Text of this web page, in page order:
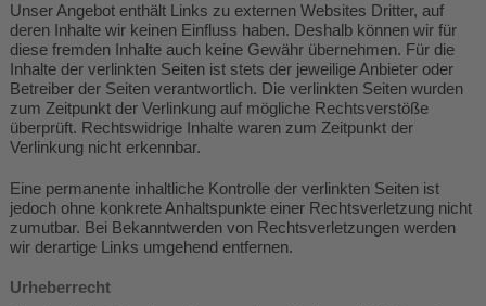
Unser Angebot enthält Links zu externen Websites Dritter, auf
deren Inhalte wir keinen Einfluss haben. Deshalb können wir für
diese fremden Inhalte auch keine Gewähr übernehmen. Für die
Inhalte der verlinkten Seiten ist stets der jeweilige Anbieter oder
Betreiber der Seiten verantwortlich. Die verlinkten Seiten wurden
zum Zeitpunkt der Verlinkung auf mögliche Rechtsverstöße
überprüft. Rechtswidrige Inhalte waren zum Zeitpunkt der
Verlinkung nicht erkennbar.
Eine permanente inhaltliche Kontrolle der verlinkten Seiten ist
jedoch ohne konkrete Anhaltspunkte einer Rechtsverletzung nicht
zumutbar. Bei Bekanntwerden von Rechtsverletzungen werden
wir derartige Links umgehend entfernen.
Urheberrecht